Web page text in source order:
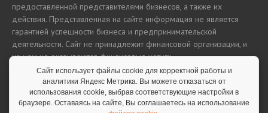
предоставленной представителями бизнесов, а также их
действия. Представленная на сайте информация не является
гарантией успешности бизнеса и предпринимательской
деятельности. Сайт не принадлежит финансовой организации, и
на нем не оказываются финансовые услуги.
Полная версия сайта
Сайт использует файлы cookie для корректной работы и
аналитики Яндекс Метрика. Вы можете отказаться от
использования cookie, выбрав соответствующие настройки в
браузере. Оставаясь на сайте, Вы соглашаетесь на использование